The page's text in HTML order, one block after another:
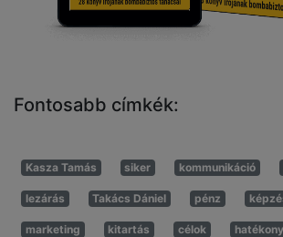
Fontosabb címkék:
Kasza Tamás siker kommunikáció
lezárás Takács Dániel pénz
marketing kitartás célok